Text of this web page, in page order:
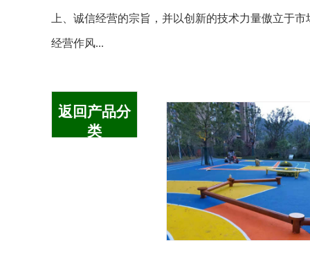
上、诚信经营的宗旨，并以创新的技术力量傲立于市
经营作风...
返回产品分
类